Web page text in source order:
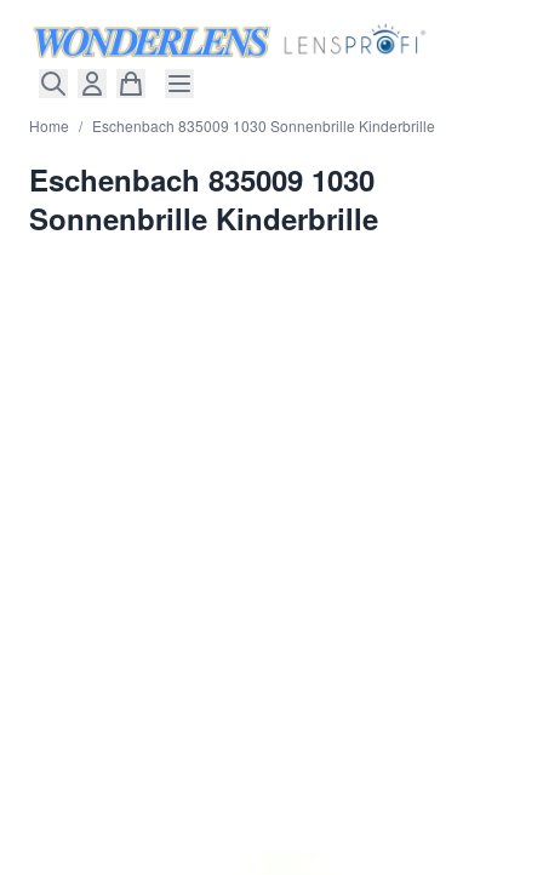
Home / Eschenbach 835009 1030 Sonnenbrille Kinderbrille
Eschenbach 835009 1030
Sonnenbrille Kinderbrille